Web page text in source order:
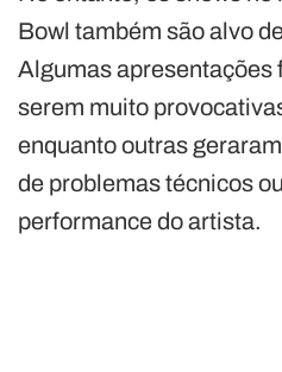
Bowl também são alvo
Algumas apresentações
serem muito
enquanto outras
de problemas técnicos
performance do artista.